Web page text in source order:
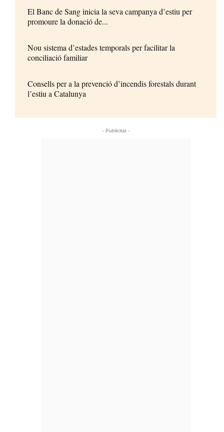
El Banc de Sang inicia la seva campanya d’estiu per
promoure la donació de...
Nou sistema d’estades temporals per facilitar la
conciliació familiar
Consells per a la prevenció d’incendis forestals durant
l’estiu a Catalunya
- Publicitat -